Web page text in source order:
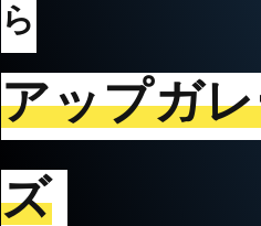
ら
アップガ
ズ